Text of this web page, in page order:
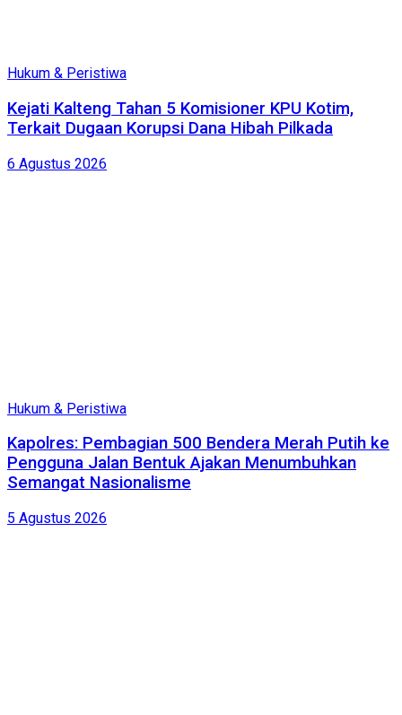
Hukum & Peristiwa
Kejati Kalteng Tahan 5 Komisioner KPU Kotim,
Terkait Dugaan Korupsi Dana Hibah Pilkada
6 Agustus 2026
Hukum & Peristiwa
Kapolres: Pembagian 500 Bendera Merah Putih ke
Pengguna Jalan Bentuk Ajakan Menumbuhkan
Semangat Nasionalisme
5 Agustus 2026